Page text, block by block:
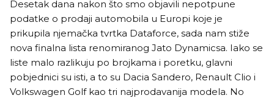
Desetak dana nakon što smo objavili nepotpune
podatke o prodaji automobila u Europi koje je
prikupila njemačka tvrtka Dataforce, sada nam stiže
nova finalna lista renomiranog Jato Dynamicsa. Iako se
liste malo razlikuju po brojkama i poretku, glavni
pobjednici su isti, a to su Dacia Sandero, Renault Clio i
Volkswagen Golf kao tri najprodavanija modela. No